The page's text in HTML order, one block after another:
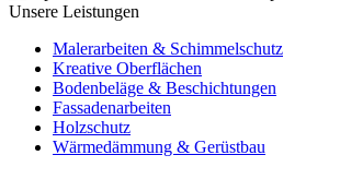
Unsere Leistungen
Malerarbeiten & Schimmelschutz
Kreative Oberflächen
Bodenbeläge & Beschichtungen
Fassadenarbeiten
Holzschutz
Wärmedämmung & Gerüstbau